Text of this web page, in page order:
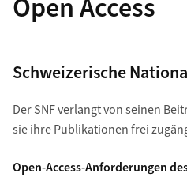
Open Access
Schweizerische
Der SNF verlangt von seinen
sie ihre Publikationenfrei
Open-Access-Anforderungen